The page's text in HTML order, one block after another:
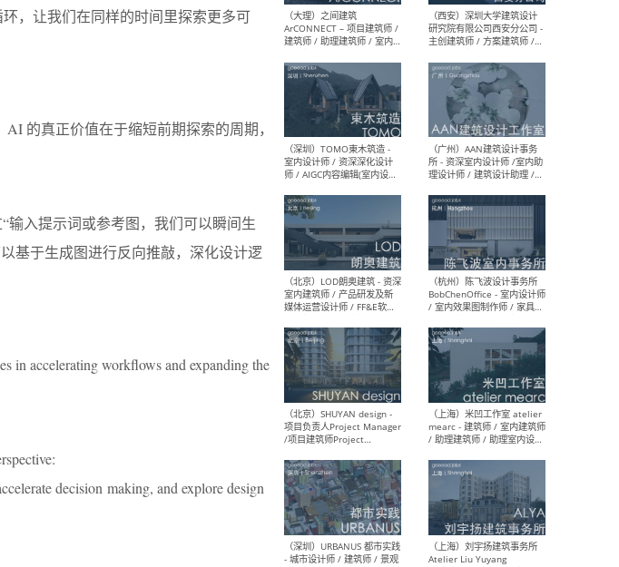
，让我们在同样的时间里探索更多可
的真正价值在于缩短前期探索的周期，
输入提示词或参考图，我们可以瞬间生
基于生成图进行反向推敲，深化设计逻
in accelerating workflows and expanding the
decision making, and explore design
计师 / 室内设计助理 / 新媒
体运营
（南京/淮安）江苏美城建筑
规划设计院有限公司 - 建筑方
案设计师 / 商务经理 / 暖通
设计师 / 造价工程师
（大理）之间建筑
ArCONNECT – 项目建筑师 /
建筑师 / 助理建筑师 / 室内
设计师 / 实习生
（深圳）TOMO東木筑造 -
室内设计师 / 资深深化设计
方向) / 照明设计师 / 软装设
计师